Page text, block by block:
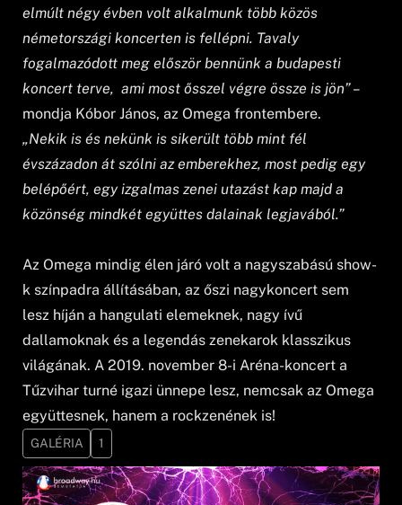
elmúlt négy évben volt alkalmunk több közös
németországi koncerten is fellépni. Tavaly
fogalmazódott meg először bennünk a budapesti
koncert terve, ami most ősszel végre össze is jön” –
mondja Kóbor János, az Omega frontembere.
„Nekik is és nekünk is sikerült több mint fél
évszázadon át szólni az emberekhez, most pedig egy
belépőért, egy izgalmas zenei utazást kap majd a
közönség mindkét együttes dalainak legjavából.”
Az Omega mindig élen járó volt a nagyszabású show-
k színpadra állításában, az őszi nagykoncert sem
lesz híján a hangulati elemeknek, nagy ívű
dallamoknak és a legendás zenekarok klasszikus
világának. A 2019. november 8-i Aréna-koncert a
Tűzvihar turné igazi ünnepe lesz, nemcsak az Omega
együttesnek, hanem a rockzenének is!
GALÉRIA 1